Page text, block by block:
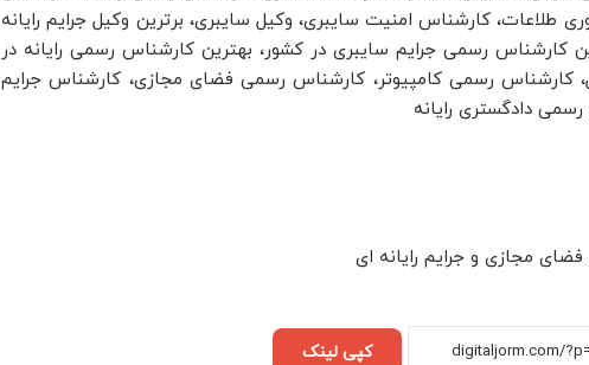
طلاعات، کارشناس امنیت سایبری، وکیل سایبری، برترین وکیل جرایم رایانه
کارشناس رسمی جرایم سایبری در کشور، بهترین کارشناس رسمی رایانه در
آمل، کارشناس رسمی کامپیوتر، کارشناس رسمی فضای مجازی، کارشناس جرایم
دادگستری رایانه
مجازی و جرایم رایانه ای
کپی لینک